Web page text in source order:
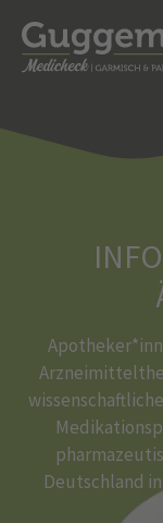
Deutschland